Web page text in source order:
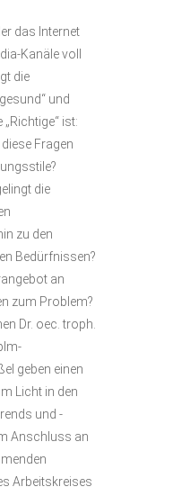
das Internet
Kanäle voll
die
und
ist:
Fragen
die
zu den
Bedürfnissen?
an
zum Problem?
Dr. oec. troph.
geben einen
Licht in den
und -
Anschluss an
Arbeitskreises